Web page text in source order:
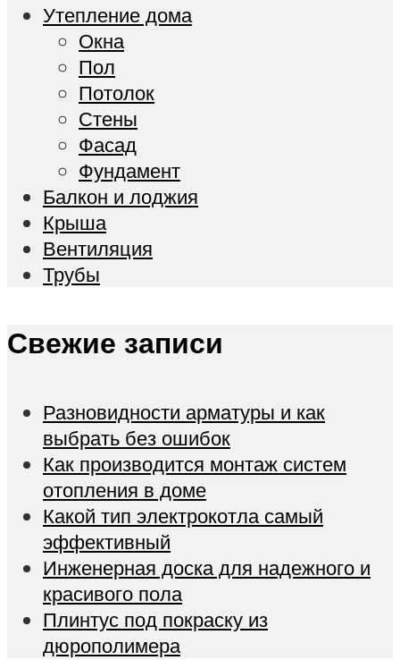
Утепление дома
Окна
Пол
Потолок
Стены
Фасад
Фундамент
Балкон и лоджия
Крыша
Вентиляция
Трубы
Свежие записи
Разновидности арматуры и как
выбрать без ошибок
Как производится монтаж систем
отопления в доме
Какой тип электрокотла самый
эффективный
Инженерная доска для надежного и
красивого пола
Плинтус под покраску из
дюрополимера